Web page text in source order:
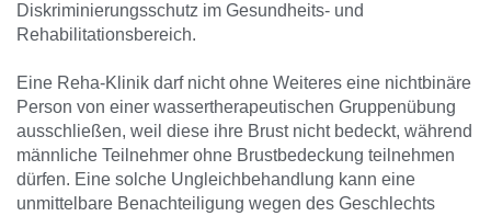
Diskriminierungsschutz im Gesundheits- und
Rehabilitationsbereich.
Eine Reha-Klinik darf nicht ohne Weiteres eine nichtbinäre
Person von einer wassertherapeutischen Gruppenübung
ausschließen, weil diese ihre Brust nicht bedeckt, während
männliche Teilnehmer ohne Brustbedeckung teilnehmen
dürfen. Eine solche Ungleichbehandlung kann eine
unmittelbare Benachteiligung wegen des Geschlechts